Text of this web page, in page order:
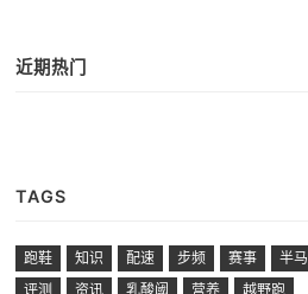
近期热门
TAGS
跑鞋 知识 配速 步频 赛事 半马
评测
资讯 乳酸阈 营养 越野跑